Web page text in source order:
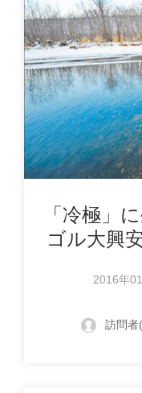
「冷極」
ゴル大興
2016年
訪問者(